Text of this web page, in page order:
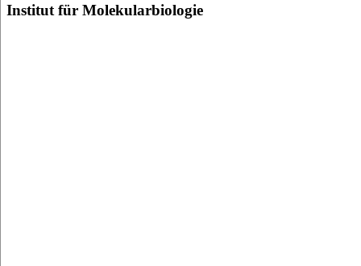
Institut für Molekularbiologie